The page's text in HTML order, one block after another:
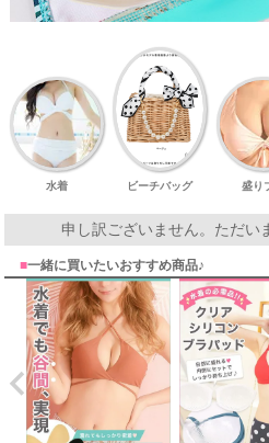
水着 ビーチバッグ 盛り
申し訳ございません。ただい
■一緒に買いたいおすすめ商品♪